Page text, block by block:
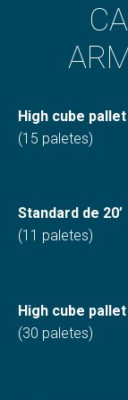
High cube pallet
(15 paletes)
Standard de 20’
(11 paletes)
High cube pallet
(30 paletes)